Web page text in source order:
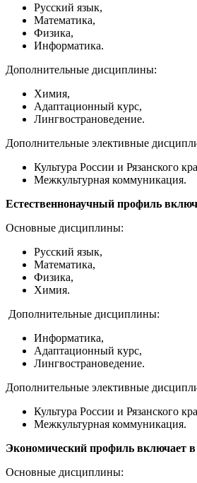
Русский язык,
Математика,
Физика,
Информатика.
Дополнительные дисциплины:
Химия,
Адаптационный курс,
Лингвострановедение.
Дополнительные элективные
Культура России и Рязанского
Межкультурная коммуникация.
Естественнонаучный профиль
Основные дисциплины:
Русский язык,
Математика,
Физика,
Химия.
Дополнительные дисциплины:
Информатика,
Адаптационный курс,
Лингвострановедение.
Дополнительные элективные
Культура России и Рязанского
Межкультурная коммуникация.
Экономический профиль включает в
Основные дисциплины: